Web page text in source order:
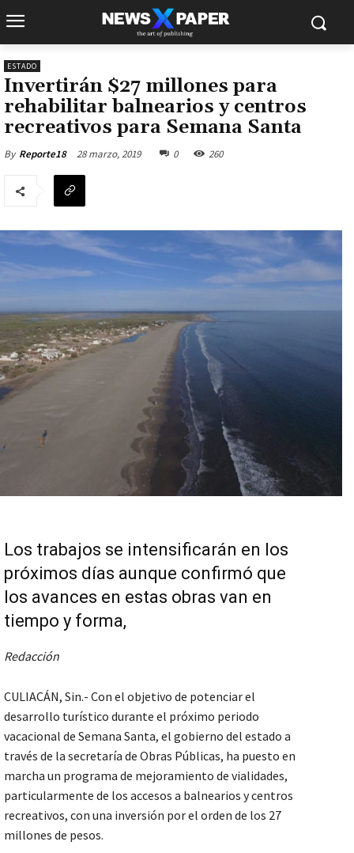
ESTADO
Invertirán $27 millones para
rehabilitar balnearios y centros
recreativos para Semana Santa
By Reporte18 28 marzo, 2019 0 260
Los trabajos se intensificarán en los
próximos días aunque confirmó que
los avances en estas obras van en
tiempo y forma,
Redacción
CULIACÁN, Sin.- Con el objetivo de potenciar el
desarrollo turístico durante el próximo periodo
vacacional de Semana Santa, el gobierno del estado a
través de la secretaría de Obras Públicas, ha puesto en
marcha un programa de mejoramiento de vialidades,
particularmente de los accesos a balnearios y centros
recreativos, con una inversión por el orden de los 27
millones de pesos.